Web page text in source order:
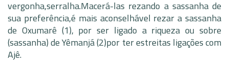
vergonha,serralha.Macerá-las rezando a sassanha de
sua preferência,é mais aconselhável rezar a sassanha
de Oxumarê (1), por ser ligado a riqueza ou sobre
(sassanha) de Yêmanjá (2)por ter estreitas ligações com
Ajê.